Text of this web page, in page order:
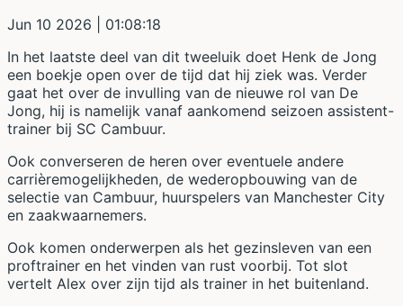
Jun 10 2026 | 01:08:18
In het laatste deel van dit tweeluik doet Henk de Jong
een boekje open over de tijd dat hij ziek was. Verder
gaat het over de invulling van de nieuwe rol van De
Jong, hij is namelijk vanaf aankomend seizoen assistent-
trainer bij SC Cambuur.
Ook converseren de heren over eventuele andere
carrièremogelijkheden, de wederopbouwing van de
selectie van Cambuur, huurspelers van Manchester City
en zaakwaarnemers.
Ook komen onderwerpen als het gezinsleven van een
proftrainer en het vinden van rust voorbij. Tot slot
vertelt Alex over zijn tijd als trainer in het buitenland.